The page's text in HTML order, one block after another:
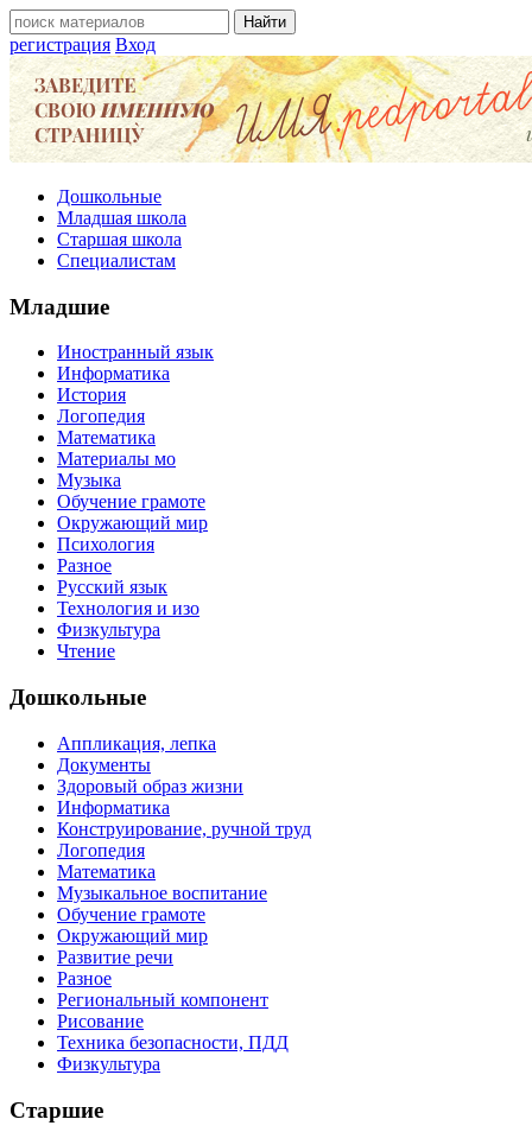
регистрация Вход
Дошкольные
Младшая школа
Старшая школа
Специалистам
Младшие
Иностранный язык
Информатика
История
Логопедия
Математика
Материалы мо
Музыка
Обучение грамоте
Окружающий мир
Психология
Разное
Русский язык
Технология и изо
Физкультура
Чтение
Дошкольные
Аппликация, лепка
Документы
Здоровый образ жизни
Информатика
Конструирование, ручной труд
Логопедия
Математика
Музыкальное воспитание
Обучение грамоте
Окружающий мир
Развитие речи
Разное
Региональный компонент
Рисование
Техника безопасности, ПДД
Физкультура
Старшие